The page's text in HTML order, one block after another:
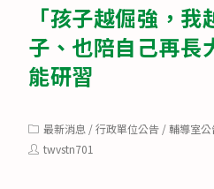
「孩子越倔強，
子、也陪自己再長
能研習
Post
category:
最新消息 /行政單位公告 /輔導室公
Posttwvstn701